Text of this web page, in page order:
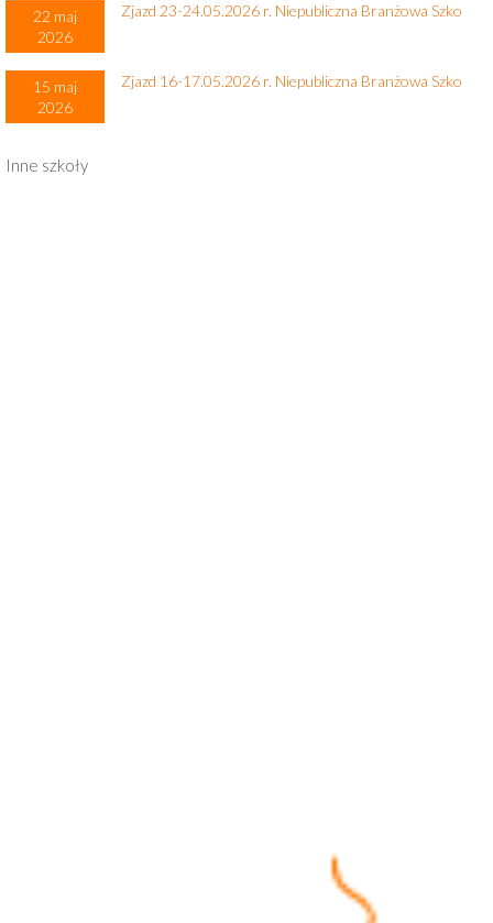
22 maj
2026
Zjazd 23-24.05.2026 r. Niepubliczna Branżowa Szko
15 maj
2026
Zjazd 16-17.05.2026 r. Niepubliczna Branżowa Szko
Inne szkoły